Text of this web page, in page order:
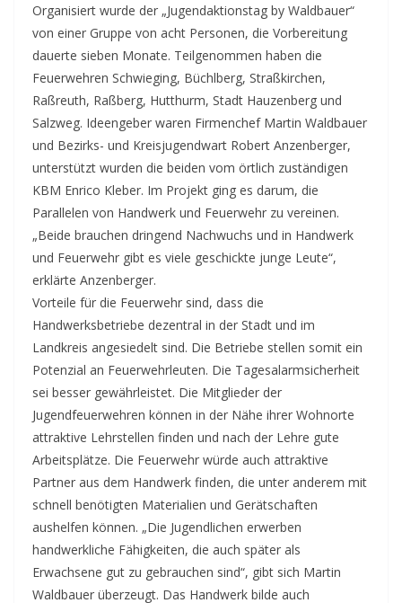
Organisiert wurde der „Jugendaktionstag by Waldbauer“
von einer Gruppe von acht Personen, die Vorbereitung
dauerte sieben Monate. Teilgenommen haben die
Feuerwehren Schwieging, Büchlberg, Straßkirchen,
Raßreuth, Raßberg, Hutthurm, Stadt Hauzenberg und
Salzweg. Ideengeber waren Firmenchef Martin Waldbauer
und Bezirks- und Kreisjugendwart Robert Anzenberger,
unterstützt wurden die beiden vom örtlich zuständigen
KBM Enrico Kleber. Im Projekt ging es darum, die
Parallelen von Handwerk und Feuerwehr zu vereinen.
„Beide brauchen dringend Nachwuchs und in Handwerk
und Feuerwehr gibt es viele geschickte junge Leute“,
erklärte Anzenberger.
Vorteile für die Feuerwehr sind, dass die
Handwerksbetriebe dezentral in der Stadt und im
Landkreis angesiedelt sind. Die Betriebe stellen somit ein
Potenzial an Feuerwehrleuten. Die Tagesalarmsicherheit
sei besser gewährleistet. Die Mitglieder der
Jugendfeuerwehren können in der Nähe ihrer Wohnorte
attraktive Lehrstellen finden und nach der Lehre gute
Arbeitsplätze. Die Feuerwehr würde auch attraktive
Partner aus dem Handwerk finden, die unter anderem mit
schnell benötigten Materialien und Gerätschaften
aushelfen können. „Die Jugendlichen erwerben
handwerkliche Fähigkeiten, die auch später als
Erwachsene gut zu gebrauchen sind“, gibt sich Martin
Waldbauer überzeugt. Das Handwerk bilde auch